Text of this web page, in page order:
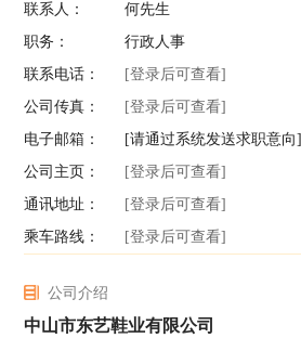
联系人：
何先生
职务：
行政人事
联系电话：
[登录后可查看]
公司传真：
[登录后可查看]
电子邮箱：
[请通过系统发送求职意向]
公司主页：
[登录后可查看]
通讯地址：
[登录后可查看]
乘车路线：
[登录后可查看]
公司介绍
中山市东艺鞋业有限公司